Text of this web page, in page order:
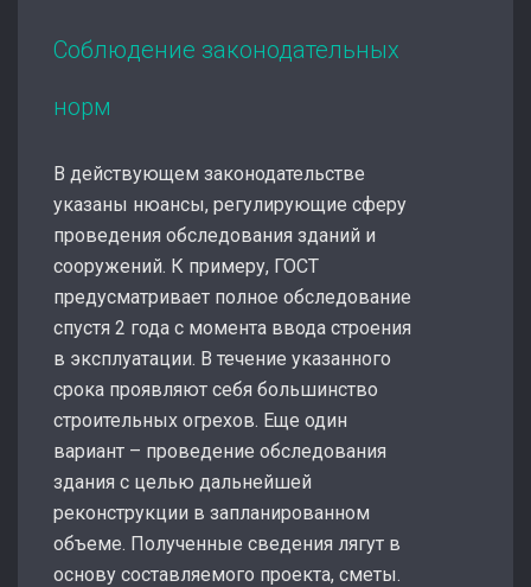
Соблюдение законодательных
норм
В действующем законодательстве
указаны нюансы, регулирующие сферу
проведения обследования зданий и
сооружений. К примеру, ГОСТ
предусматривает полное обследование
спустя 2 года с момента ввода строения
в эксплуатации. В течение указанного
срока проявляют себя большинство
строительных огрехов. Еще один
вариант – проведение обследования
здания с целью дальнейшей
реконструкции в запланированном
объеме. Полученные сведения лягут в
основу составляемого проекта, сметы.